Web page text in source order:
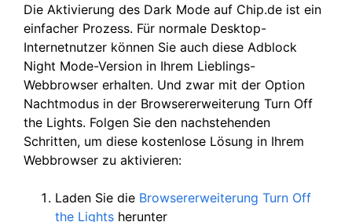
Die Aktivierung des Dark Mode auf Chip.de ist ein
einfacher Prozess. Für normale Desktop-
Internetnutzer können Sie auch diese Adblock
Night Mode-Version in Ihrem Lieblings-
Webbrowser erhalten. Und zwar mit der Option
Nachtmodus in der Browsererweiterung Turn Off
the Lights. Folgen Sie den nachstehenden
Schritten, um diese kostenlose Lösung in Ihrem
Webbrowser zu aktivieren:
Laden Sie die Browsererweiterung Turn Off
the Lights herunter